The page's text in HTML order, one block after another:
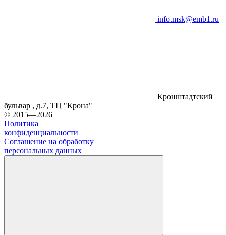
info.msk@emb1.ru
Кронштадтский
бульвар , д.7, ТЦ "Крона"
© 2015—2026
Политика
конфиденциальности
Соглашение на обработку
персональных данных